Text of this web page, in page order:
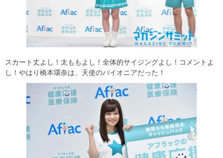
スカート丈よし！太ももよし！全体的サイジングよし！コメントよ
し！やはり橋本環奈は、天使のパイオニアだった！